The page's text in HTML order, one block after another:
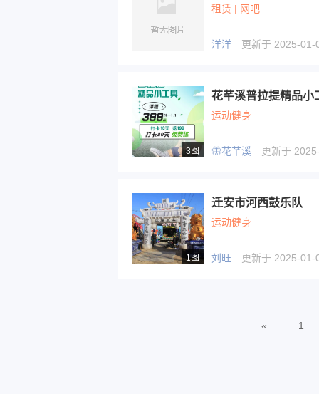
租赁 | 网吧
洋洋 更新于 2025-01-
3图
花芊溪普拉提精品小
运动健身
🦋花芊溪 更新于
1图
迁安市河西鼓乐队
运动健身
刘旺 更新于 2025-01-
« 1